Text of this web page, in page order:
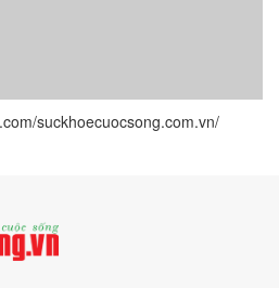
suckhoecuocsong.com.vn/